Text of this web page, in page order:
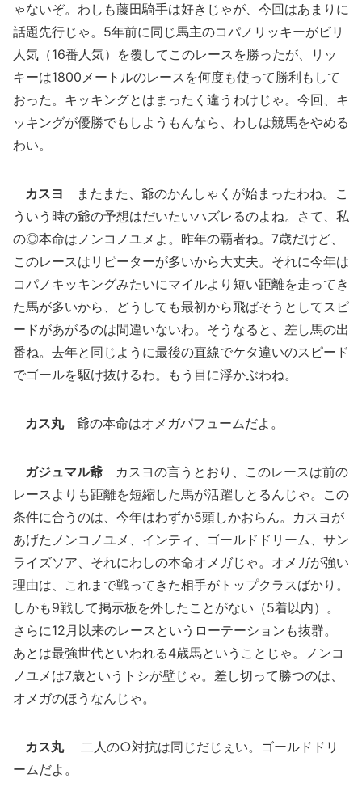
ゃないぞ。わしも藤田騎手は好きじゃが、今回はあまりに
話題先行じゃ。5年前に同じ馬主のコパノリッキーがビリ
人気（16番人気）を覆してこのレースを勝ったが、リッ
キーは1800メートルのレースを何度も使って勝利もして
おった。キッキングとはまったく違うわけじゃ。今回、キ
ッキングが優勝でもしようもんなら、わしは競馬をやめる
わい。
カスヨ またまた、爺のかんしゃくが始まったわね。こ
ういう時の爺の予想はだいたいハズレるのよね。さて、私
の◎本命はノンコノユメよ。昨年の覇者ね。7歳だけど、
このレースはリピーターが多いから大丈夫。それに今年は
コパノキッキングみたいにマイルより短い距離を走ってき
た馬が多いから、どうしても最初から飛ばそうとしてスピ
ードがあがるのは間違いないわ。そうなると、差し馬の出
番ね。去年と同じように最後の直線でケタ違いのスピード
でゴールを駆け抜けるわ。もう目に浮かぶわね。
カス丸爺の本命はオメガパフュームだよ。
ガジュマル爺 カスヨの言うとおり、このレースは前の
レースよりも距離を短縮した馬が活躍しとるんじゃ。この
条件に合うのは、今年はわずか5頭しかおらん。カスヨが
あげたノンコノユメ、インティ、ゴールドドリーム、サン
ライズソア、それにわしの本命オメガじゃ。オメガが強い
理由は、これまで戦ってきた相手がトップクラスばかり。
しかも9戦して掲示板を外したことがない（5着以内）。
さらに12月以来のレースというローテーションも抜群。
あとは最強世代といわれる4歳馬ということじゃ。ノンコ
ノユメは7歳というトシが壁じゃ。差し切って勝つのは、
オメガのほうなんじゃ。
カス丸二人の○対抗は同じだじぇい。ゴールドドリ
ームだよ。